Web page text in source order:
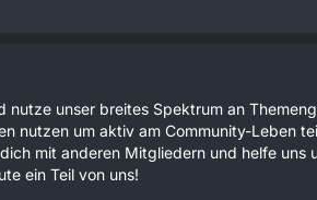
unser breites Spektrum an
nutzen um aktiv am Community-Leben
mit anderen Mitgliedern und helfe uns
ein Teil von uns!